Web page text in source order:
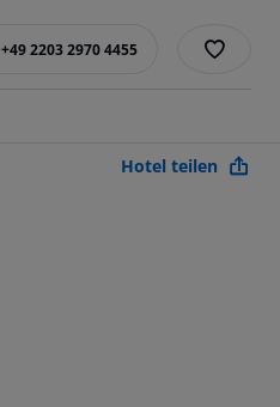
+49 2203 2970 4455
Hotel teilen